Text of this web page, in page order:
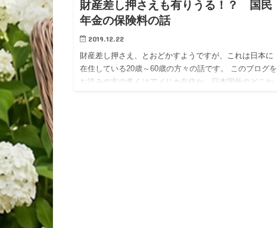
財産差し押さえも有りうる！？ 国民
年金の保険料の話
2019.12.22
財産差し押さえ、とおどかすようですが、これは日本に
在住している20歳～60歳の方々の話です。 このブログを
お読みの方の多くはアメリカ在住か、日本国外のどこか